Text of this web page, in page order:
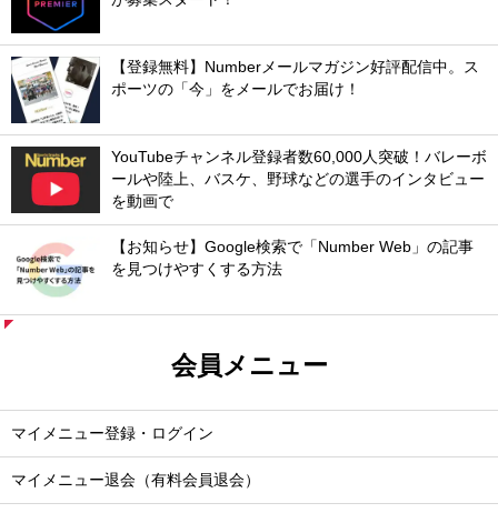
【登録無料】Numberメールマガジン好評配信中。ス
ポーツの「今」をメールでお届け！
YouTubeチャンネル登録者数60,000人突破！バレーボ
ールや陸上、バスケ、野球などの選手のインタビュー
を動画で
【お知らせ】Google検索で「Number Web」の記事
を見つけやすくする方法
会員メニュー
マイメニュー登録・ログイン
マイメニュー退会（有料会員退会）